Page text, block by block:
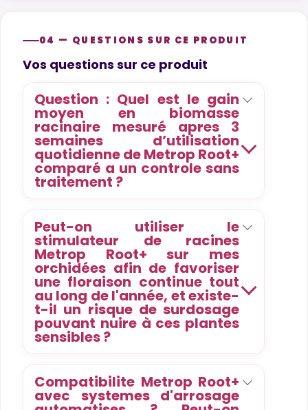
04 — QUESTIONS SUR CE PRODUIT
Product questions
Vos questions sur ce produit
Question : Quel est le gain
moyen en biomasse
racinaire mesuré apres 3
semaines d’utilisation
quotidienne de Metrop Root+
comparé a un controle sans
traitement ?
Peut-on utiliser le
stimulateur de racines
Metrop Root+ sur mes
orchidées afin de favoriser
une floraison continue tout
au long de l'année, et existe-
t-il un risque de surdosage
pouvant nuire à ces plantes
sensibles ?
Compatibilite Metrop Root+
avec systemes d'arrosage